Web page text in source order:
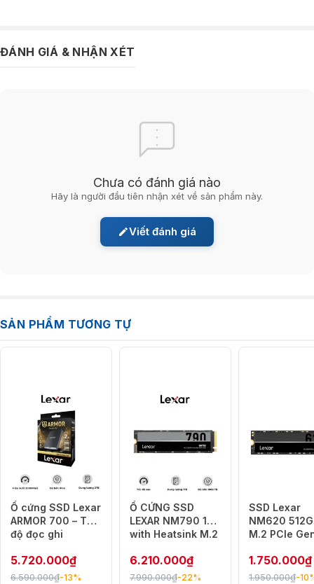
LNMPLAY001T-RNNNG? Đang còn đang băn khoăn chưa biết có
nên mua sản phẩm hay không? Liên hệ
ĐÁNH GIÁ & NHẬN XÉT
Chưa có đánh giá nào
Hãy là người đầu tiên nhận xét về sản phẩm này.
Viết đánh giá
SẢN PHẨM TƯƠNG TỰ
Ổ cứng SSD Lexar
ARMOR 700 – Tốc
độ đọc ghi
Chống nước –
chống bụi IP66
5.720.000₫
6.590.000₫-13%
Ổ CỨNG SSD
LEXAR NM790 1TB
with Heatsink M.2
Gen4x4 NVMe
SSD
6.210.000₫
7.990.000₫-22%
SSD Lexar
NM620
M.2 PCIe
RNNNG
1.750.000₫
1.950.000₫-